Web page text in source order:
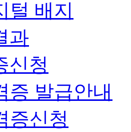
털 배지
과
신청
증 발급안내
증신청